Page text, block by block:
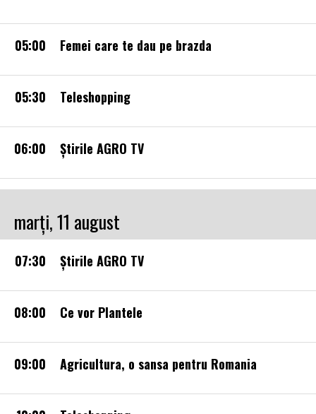
05:00 Femei care te dau pe brazda
05:30 Teleshopping
06:00 Ştirile AGRO TV
marţi, 11 august
07:30 Știrile AGRO TV
08:00 Ce vor Plantele
09:00 Agricultura, o sansa pentru Romania